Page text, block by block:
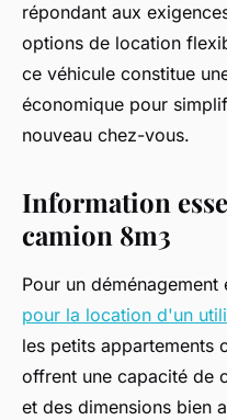
répondant aux
options de location
ce véhicule constitue
économique pour
nouveau chez-vous.
Information
camion 8m3
Pour un
pour la location d'un
les petits appartements
offrent une capacité de
et des dimensions bien